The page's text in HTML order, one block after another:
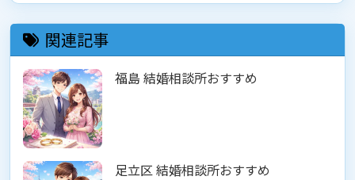
関連記事
福島 結婚相談所おすすめ
足立区 結婚相談所おすすめ